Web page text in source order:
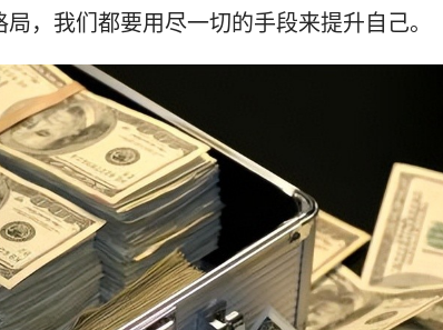
，我们都要用尽一切的手段来提升自己。